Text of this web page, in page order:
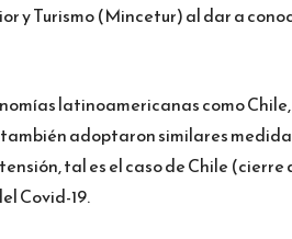
y Turismo (Mincetur) al dar a
latinoamericanas como
adoptaron similares
tal es el caso de Chile
Covid-19.